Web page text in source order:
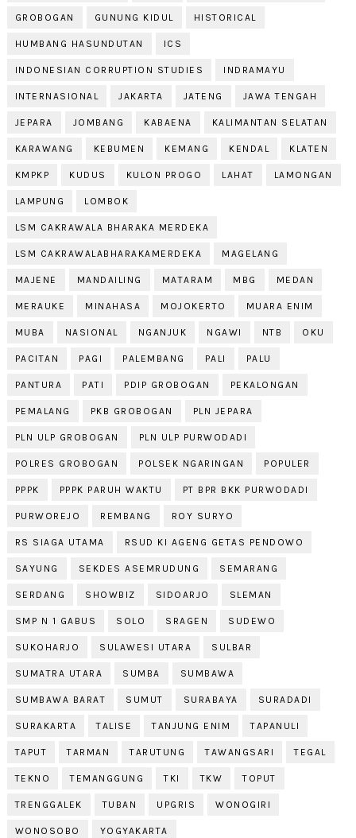
GROBOGAN GUNUNG KIDUL HISTORICAL
HUMBANG HASUNDUTAN ICS
INDONESIAN CORRUPTION STUDIES INDRAMAYU
INTERNASIONAL JAKARTA JATENG JAWA TENGAH
JEPARA JOMBANG KABAENA KALIMANTAN SELATAN
KARAWANG KEBUMEN KEMANG KENDAL KLATEN
KMPKP KUDUS KULON PROGO LAHAT LAMONGAN
LAMPUNG LOMBOK
LSM CAKRAWALA BHARAKA MERDEKA
LSM CAKRAWALABHARAKAMERDEKA MAGELANG
MAJENE MANDAILING MATARAM MBG MEDAN
MERAUKE MINAHASA MOJOKERTO MUARA ENIM
MUBA NASIONAL NGANJUK NGAWI NTB OKU
PACITAN PAGI PALEMBANG PALI PALU
PANTURA PATI PDIP GROBOGAN PEKALONGAN
PEMALANG PKB GROBOGAN PLN JEPARA
PLN ULP GROBOGAN PLN ULP PURWODADI
POLRES GROBOGAN POLSEK NGARINGAN POPULER
PPPK PPPK PARUH WAKTU PT BPR BKK PURWODADI
PURWOREJO REMBANG ROY SURYO
RS SIAGA UTAMA RSUD KI AGENG GETAS PENDOWO
SAYUNG SEKDES ASEMRUDUNG SEMARANG
SERDANG SHOWBIZ SIDOARJO SLEMAN
SMP N 1 GABUS SOLO SRAGEN SUDEWO
SUKOHARJO SULAWESI UTARA SULBAR
SUMATRA UTARA SUMBA SUMBAWA
SUMBAWA BARAT SUMUT SURABAYA SURADADI
SURAKARTA TALISE TANJUNG ENIM TAPANULI
TAPUT TARMAN TARUTUNG TAWANGSARI TEGAL
TEKNO TEMANGGUNG TKI TKW TOPUT
TRENGGALEK TUBAN UPGRIS WONOGIRI
WONOSOBO YOGYAKARTA